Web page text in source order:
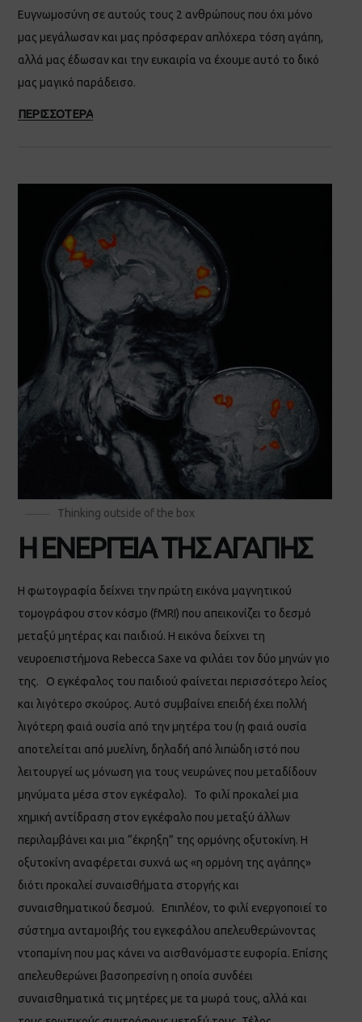
Ευγνωμοσύνη σε αυτούς τους 2 ανθρώπους που όχι μόνο
μας μεγάλωσαν και μας πρόσφεραν απλόχερα τόση αγάπη,
αλλά μας έδωσαν και την ευκαιρία να έχουμε αυτό το δικό
μας μαγικό παράδεισο.
ΠΕΡΙΣΣΟΤΕΡΑ
Thinking outside of the box
Η ΕΝΕΡΓΕΙΑ ΤΗΣ ΑΓΑΠΗΣ
Η φωτογραφία δείχνει την πρώτη εικόνα μαγνητικού
τομογράφου στον κόσμο (fMRI) που απεικονίζει το δεσμό
μεταξύ μητέρας και παιδιού. Η εικόνα δείχνει τη
νευροεπιστήμονα Rebecca Saxe να φιλάει τον δύο μηνών γιο
της. Ο εγκέφαλος του παιδιού φαίνεται περισσότερο λείος
και λιγότερο σκούρος. Αυτό συμβαίνει επειδή έχει πολλή
λιγότερη φαιά ουσία από την μητέρα του (η φαιά ουσία
αποτελείται από μυελίνη, δηλαδή από λιπώδη ιστό που
λειτουργεί ως μόνωση για τους νευρώνες που μεταδίδουν
μηνύματα μέσα στον εγκέφαλο). Το φιλί προκαλεί μια
χημική αντίδραση στον εγκέφαλο που μεταξύ άλλων
περιλαμβάνει και μια “έκρηξη” της ορμόνης οξυτοκίνη. Η
οξυτοκίνη αναφέρεται συχνά ως «η ορμόνη της αγάπης»
διότι προκαλεί συναισθήματα στοργής και
συναισθηματικού δεσμού. Επιπλέον, το φιλί ενεργοποιεί το
σύστημα ανταμοιβής του εγκεφάλου απελευθερώνοντας
ντοπαμίνη που μας κάνει να αισθανόμαστε ευφορία. Επίσης
απελευθερώνει βασοπρεσίνη η οποία συνδέει
συναισθηματικά τις μητέρες με τα μωρά τους, αλλά και